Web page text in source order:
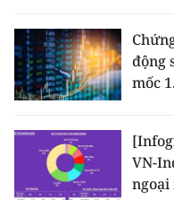
NHÂN DÂN CUỐI TUẦN
NHÂN DÂN HẰNG
ĐỌC BÁO IN
động
mốc
VN-
ngoại